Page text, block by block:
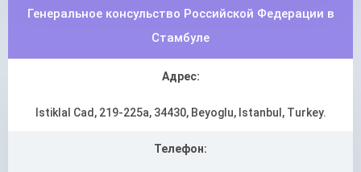
Генеральное консульство Российской Федерации в
Стамбуле
Адрес:
Istiklal Cad, 219-225a, 34430, Beyoglu, Istanbul, Turkey.
Телефон: